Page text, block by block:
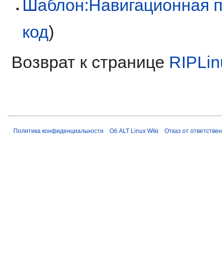
Шаблон:Навигационная
код)
Возврат к странице
Политика конфиденциальности Об ALT Linux Wiki Отказ от